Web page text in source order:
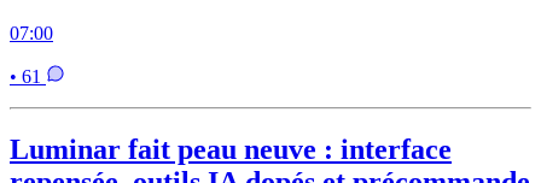
07:00
• 61
Luminar fait peau neuve : interface